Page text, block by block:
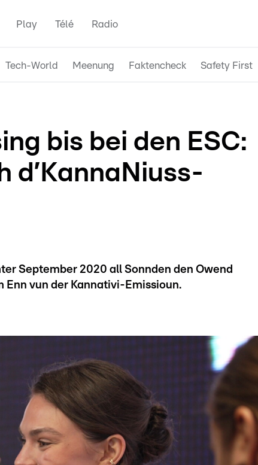
Play Télé Radio
Tech-World Meenung Faktencheck Safety First
bis bei den ESC:
d’KannaNiuss-
September 2020 all Sonnden den Owend
Enn vun der Kannativi-Emissioun.